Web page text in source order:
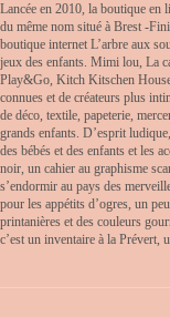
Lancée en 2010, la boutique en
du même nom situé à Brest -
boutique internet L’arbre aux
jeux des enfants. Mimi lou, La
Play&Go, Kitch Kitschen
connues et de créateurs plus
de déco, textile, papeterie,
grands enfants. D’esprit
des bébés et des enfants et les
noir, un cahier au graphisme
s’endormir au pays des
pour les appétits d’ogres, un
printanières et des couleurs
c’est un inventaire à la Prévert,